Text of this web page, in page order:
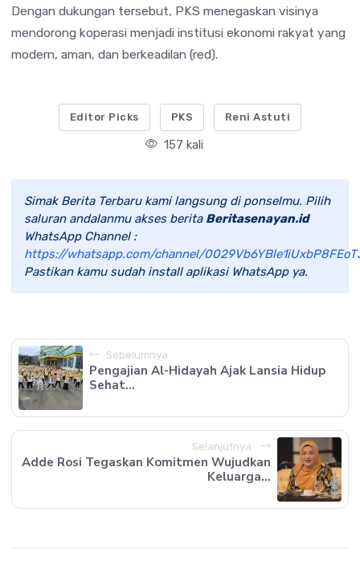
Dengan dukungan tersebut, PKS menegaskan visinya
mendorong koperasi menjadi institusi ekonomi rakyat yang
modern, aman, dan berkeadilan (red).
Editor Picks PKS Reni Astuti
157 kali
Simak Berita Terbaru kami langsung di ponselmu. Pilih
saluran andalanmu akses berita Beritasenayan.id
WhatsApp Channel :
https://whatsapp.com/channel/
Pastikan kamu sudah install aplikasi WhatsApp ya.
Sebelumnya
Pengajian Al-Hidayah Ajak Lansia Hidup
Sehat...
Selanjutnya
Adde Rosi Tegaskan Komitmen Wujudkan
Keluarga...